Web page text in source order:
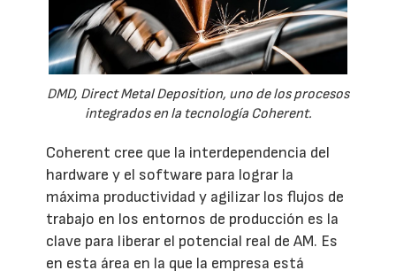
DMD, Direct Metal Deposition, uno de los procesos
integrados en la tecnología Coherent.
Coherent cree que la interdependencia del
hardware y el software para lograr la
máxima productividad y agilizar los flujos de
trabajo en los entornos de producción es la
clave para liberar el potencial real de AM. Es
en esta área en la que la empresa está